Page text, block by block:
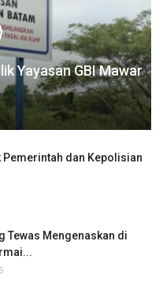
Yayasan GBI Mawar
Pemerintah dan Kepolisian
Tewas Mengenaskan di